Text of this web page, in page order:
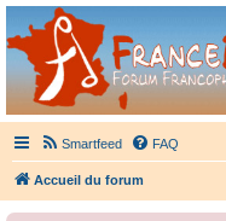
France Didgeridoo
Didgeridoo et Guimbarde sur
Smartfeed FAQ
Accueil du forum